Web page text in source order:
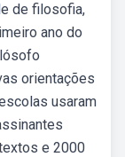
de filosofia,
ano do
orientações
usaram
e 2000